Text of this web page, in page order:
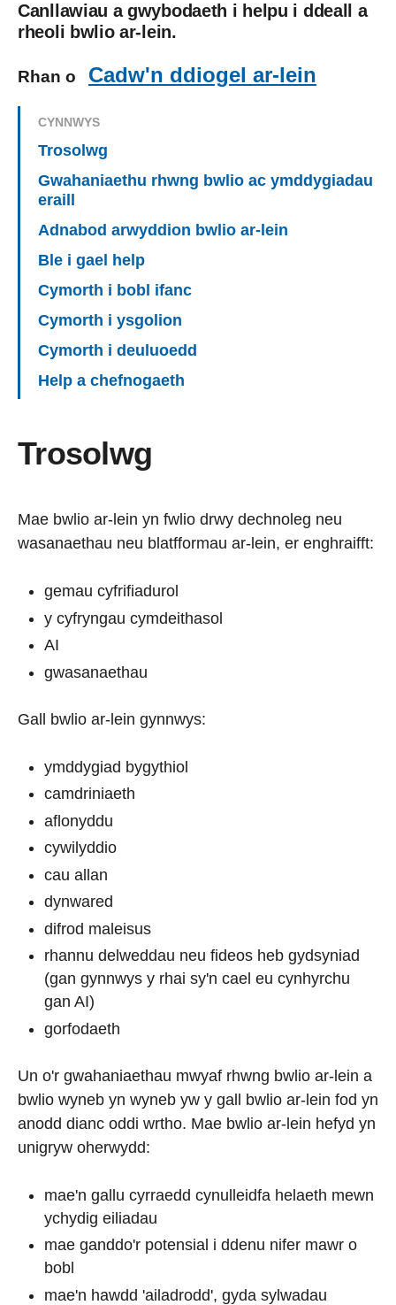
Canllawiau a gwybodaeth i helpu i ddeall a
rheoli bwlio ar-lein.
Rhan o Cadw'n ddiogel ar-lein
CYNNWYS
Trosolwg
Gwahaniaethu rhwng bwlio ac ymddygiadau
eraill
Adnabod arwyddion bwlio ar-lein
Ble i gael help
Cymorth i bobl ifanc
Cymorth i ysgolion
Cymorth i deuluoedd
Help a chefnogaeth
Trosolwg
Mae bwlio ar-lein yn fwlio drwy dechnoleg neu
wasanaethau neu blatfformau ar-lein, er enghraifft:
gemau cyfrifiadurol
y cyfryngau cymdeithasol
AI
gwasanaethau
Gall bwlio ar-lein gynnwys:
ymddygiad bygythiol
camdriniaeth
aflonyddu
cywilyddio
cau allan
dynwared
difrod maleisus
rhannu delweddau neu fideos heb gydsyniad
(gan gynnwys y rhai sy'n cael eu cynhyrchu
gan AI)
gorfodaeth
Un o'r gwahaniaethau mwyaf rhwng bwlio ar-lein a
bwlio wyneb yn wyneb yw y gall bwlio ar-lein fod yn
anodd dianc oddi wrtho. Mae bwlio ar-lein hefyd yn
unigryw oherwydd:
mae'n gallu cyrraedd cynulleidfa helaeth mewn
ychydig eiliadau
mae ganddo'r potensial i ddenu nifer mawr o
bobl
mae'n hawdd 'ailadrodd', gyda sylwadau